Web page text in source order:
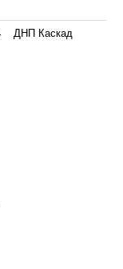
ДНП Каскад